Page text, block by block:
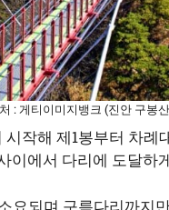
: 게티이미지뱅크 (진안 구봉
작해 제1봉부터 차
이에서 다리에 도달하
요되며 구름다리까지